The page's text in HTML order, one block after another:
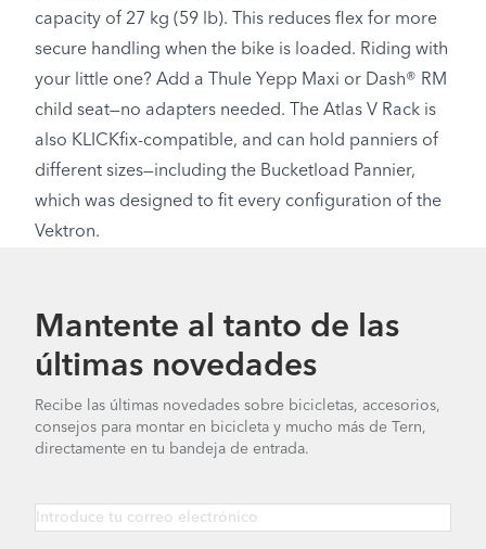
capacity of 27 kg (59 lb). This reduces flex for more
secure handling when the bike is loaded. Riding with
your little one? Add a Thule Yepp Maxi or Dash® RM
child seat—no adapters needed. The Atlas V Rack is
also KLICKfix-compatible, and can hold panniers of
different sizes—including the Bucketload Pannier,
which was designed to fit every configuration of the
Vektron.
Mantente al tanto de las
últimas novedades
Recibe las últimas novedades sobre bicicletas, accesorios,
consejos para montar en bicicleta y mucho más de Tern,
directamente en tu bandeja de entrada.